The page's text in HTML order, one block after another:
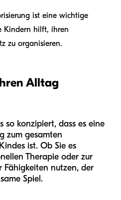
ist eine wichtige
Kindern hilft, ihren
zu organisieren.
Alltag
so konzipiert, dass es eine
zum gesamten
ist. Ob Sie es
Therapie oder zur
Fähigkeiten nutzen, der
Spiel.